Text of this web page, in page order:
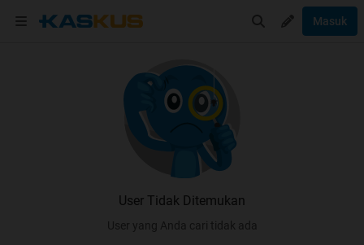
Masuk
User Tidak Ditemukan
User yang Anda cari tidak ada